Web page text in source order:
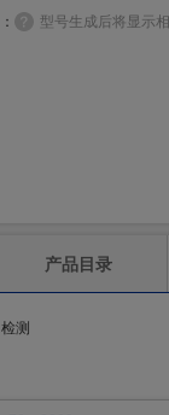
型号生成后将显示
产品目录
测